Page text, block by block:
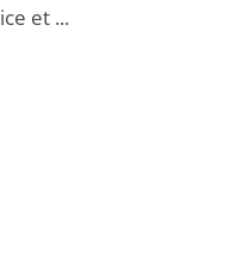
et ...